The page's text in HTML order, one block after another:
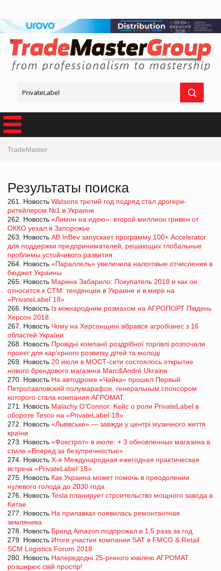
TradeMaster
Результаты поиска
261. Новость Watsons третий год подряд стал дрогери-
ритейлером №1 в Украине
262. Новость «Лимон на идею»: второй миллион гривен от
ОККО уехал в Запорожье
263. Новость AB InBev запускает программу 100+ Accelerator
для поддержки предпринимателей, решающих глобальные
проблемы устойчивого развития
264. Новость «Параллель» увеличила налоговые отчисления в
бюджет Украины
265. Новость Марина Забарило: Покупатель 2018 и как он
относится к СТМ: тенденции в Украине и в мире на
«PrivateLabel`18»
266. Новость Із міжнародним розмахом на АГРОПОРТ Південь
Херсон 2018
267. Новость Чому на Херсонщині зібрався агробізнес з 16
областей України
268. Новость Провідні компанії роздрібної торгівлі розпочали
проект для кар’єрного розвитку дітей та молоді
269. Новость 20 июля в МОСТ-сити состоялось открытие
нового брендового магазина Marc&André Ukraine
270. Новость На автодроме «Чайка» прошел Первый
Петропавловский полумарафон, генеральным спонсором
которого стала компания АГРОМАТ.
271. Новость Malachy O’Connor: Кейс о роли PrivateLabel в
обороте Tesco на «PrivateLabel`18»
272. Новость «Львівське» ― завжди у центрі музичного життя
країни
273. Новость «Фокстрот» в июле: + 3 обновленных магазина в
стиле «Вперед за безупречностью»
274. Новость Х-я Международная ежегодная практическая
встреча «PrivateLabel`18»
275. Новость Как Украина может помочь в преодолении
нулевого голода до 2030 года
276. Новость Tesla планирует строительство мощного завода в
Китае
277. Новость На прилавках появилась ремонтантная
земляника
278. Новость Бренд Amazon подорожал в 1,5 раза за год
279. Новость Итоги участия компании SAT в FMCG & Retail
SCM Logistics Forum 2018
280. Новость Напередодні 25-річного ювілею АГРОМАТ
розширює свій простір!